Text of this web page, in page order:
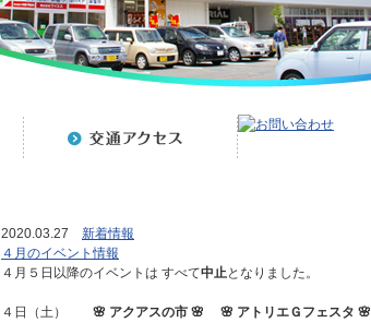
2020.03.27 新着情報
４月のイベント情報
４月５日以降のイベントは すべて中止となりました。
４日（土）
🌸 アクアスの市 🌸 🌸 アトリエＧフェスタ 🌸